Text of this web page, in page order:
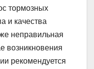
тормозных
и качества
неправильная
возникновения
рекомендуется